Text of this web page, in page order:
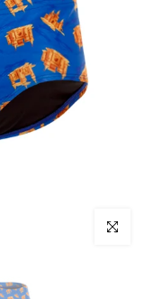
Click para